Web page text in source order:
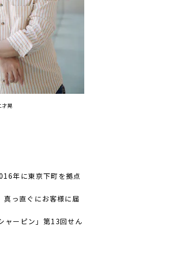
晃
年に東京下町を拠点
っ直ぐにお客様に届
ャーピン」第13回せん